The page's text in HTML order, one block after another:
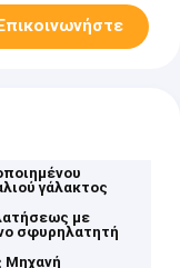
γάλακτος
με
σφυρηλατητή
Μηχανή